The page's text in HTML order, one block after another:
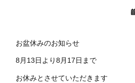
お盆休みのお知らせ
8月13日より8月17日まで
お休みとさせていただきます